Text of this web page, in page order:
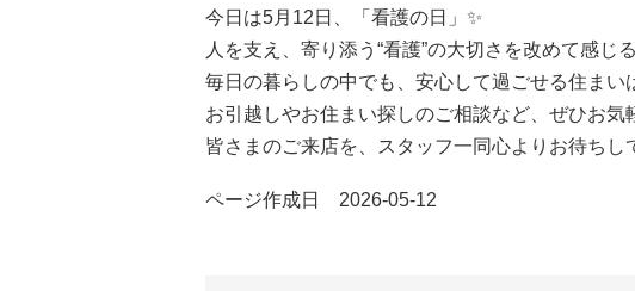
今日は5月12日、「看護の日」✨
人を支え、寄り添う“看護”の大切さを改めて感じ
毎日の暮らしの中でも、安心して過ごせる住ま
お引越しやお住まい探しのご相談など、ぜひお気
皆さまのご来店を、スタッフ一同心よりお待ちし
ページ作成日 2026-05-12